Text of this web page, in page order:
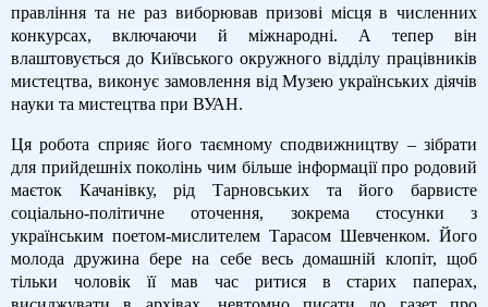
правління та не раз виборював призові місця в численних
конкурсах, включаючи й міжнародні. А тепер він
влаштовується до Київського окружного відділу працівників
мистецтва, виконує замовлення від Музею українських діячів
науки та мистецтва при ВУАН.
Ця робота сприяє його таємному сподвижництву – зібрати
для прийдешніх поколінь чим більше інформації про родовий
маєток Качанівку, рід Тарновських та його барвисте
соціально-політичне оточення, зокрема стосунки з
українським поетом-мислителем Тарасом Шевченком. Його
молода дружина бере на себе весь домашній клопіт, щоб
тільки чоловік її мав час ритися в старих паперах,